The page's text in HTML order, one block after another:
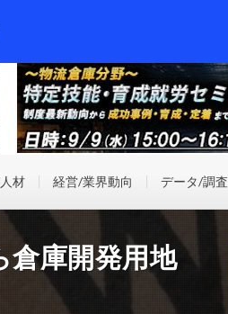
材 経営/業界動向 データ/調査
倉庫開発用地